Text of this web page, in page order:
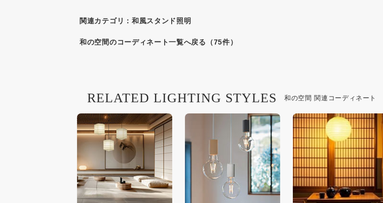
関連カテゴリ： 和風スタンド照明
和の空間のコーディネート一覧へ戻る（75件）
和の空間 関連コーディネート
RELATED LIGHTING STYLES